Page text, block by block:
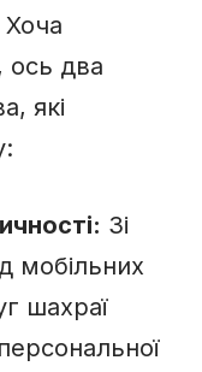
Хоча
ось два
які
Зі
мобільних
шахраї